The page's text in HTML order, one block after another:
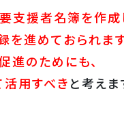
支援者名簿を作成
進めておられます
進のためにも、
用すべきと考えま